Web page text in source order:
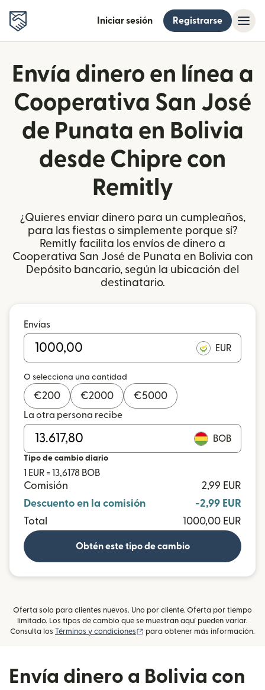
Iniciar sesión Registrarse
Envía dinero en línea a
Cooperativa San José
de Punata en Bolivia
desde Chipre con
Remitly
¿Quieres enviar dinero para un cumpleaños,
para las fiestas o simplemente porque sí?
Remitly facilita los envíos de dinero a
Cooperativa San José de Punata en Bolivia con
Depósito bancario, según la ubicación del
destinatario.
Envías
EUR
O selecciona una cantidad
€200 €2000 €5000
La otra persona recibe
BOB
Tipo de cambio diario
1 EUR = 13,6178 BOB
Comisión
2,99 EUR
Descuento en la comisión
-2,99 EUR
Total
1000,00 EUR
Obtén este tipo de cambio
Oferta solo para clientes nuevos. Uno por cliente. Oferta por tiempo
limitado. Los tipos de cambio que se muestran aquí pueden variar.
Consulta los Términos y condiciones (se abre en una ventana nueva)
para obtener más información.
Envía dinero a Bolivia con